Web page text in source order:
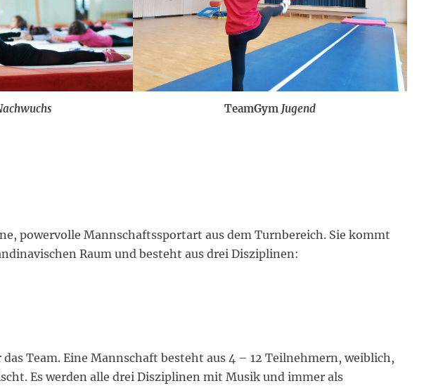
TeamGym Jugend
powervolle Mannschaftssportart aus dem Turnbereich. Sie kommt
Raum und besteht aus drei Disziplinen:
Team. Eine Mannschaft besteht aus 4 – 12 Teilnehmern, weiblich,
Es werden alle drei Disziplinen mit Musik und immer als